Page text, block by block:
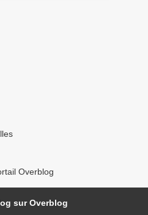
Overblog
sur Overblog